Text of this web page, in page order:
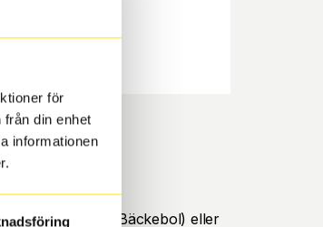
för
din enhet
informationen
Hisingen (Bäckebol) eller